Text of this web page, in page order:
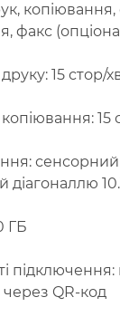
факс
15 стор/
15
діагоналлю
ГБ
через QR-код